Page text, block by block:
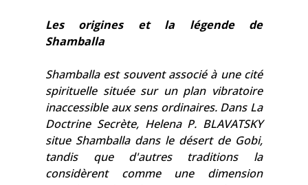
Les origines et la légende de
Shamballa
Shamballa est souvent associé à une cité
spirituelle située sur un plan vibratoire
inaccessible aux sens ordinaires. Dans La
Doctrine Secrète, Helena P. BLAVATSKY
situe Shamballa dans le désert de Gobi,
tandis que d'autres traditions la
considèrent comme une dimension